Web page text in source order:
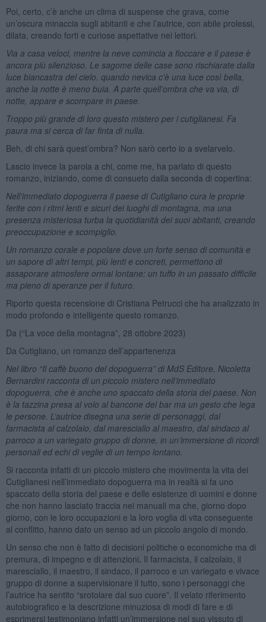
Poi, certo, c’è anche un clima di suspense che grava, come
un’oscura minaccia sugli abitanti e che l’autrice, con abile prolessi,
dilata, creando forti e curiose aspettative nei lettori.
Via a casa veloci, mentre la neve comincia a fioccare e il paese è
ancora più silenzioso. Le sagome delle case sono rischiarate dalla
luce biancastra del cielo. quando nevica c’è una luce così bella,
anche la notte è meno buia. A parte quell’ombra che va via, di
notte, appare e scompare in paese.
Troppo più grande di loro questo mistero per i cutiglianesi. Fa
paura ma si cerca di far finta di nulla.
Beh, di chi sarà quest’ombra? Non sarò certo io a svelarvelo.
Lascio invece la parola a chi, come me, ha parlato di questo
romanzo, iniziando, come di consueto dalla seconda di copertina:
Nell’immediato dopoguerra il paese di Cutigliano cura le proprie
ferite con i ritmi lenti e sicuri dei luoghi di montagna, ma una
presenza misteriosa turba la quotidianità dei suoi abitanti, creando
preoccupazione e scompiglio.
Un romanzo corale e popolare dove un forte senso di comunità e
un sapore di altri tempi, più lenti e concreti, permettono di
assaporare atmosfere ormai lontane: un tuffo in un passato difficile
ma pieno di speranze per il futuro.
Riporto questa recensione di Cristiana Petrucci che ha analizzato in
modo profondo e intelligente questo romanzo.
Da (“La voce della montagna”, 28 ottobre 2023)
Da Cutigliano, un romanzo dell’appartenenza
Nel libro “Il caffè buono del dopoguerra” di MdS Editore, Nicoletta
Bernardini racconta di un piccolo mistero nell’immediato
dopoguerra, che è anche uno spaccato della storia del paese. Non
è la tazzina presa al volo al bancone del bar ma un gesto che lega
le persone. L’autrice disegna una serie di personaggi, dal
farmacista al calzolaio, dal maresciallo al maestro, dal sindaco al
parroco a un variegato gruppo di donne, in un’immersione di ricordi
personali ed echi di veglie di un tempo lontano.
Si racconta infatti di un piccolo mistero che movimenta la vita dei
Cutiglianesi nell’immediato dopoguerra ma in realtà si fa uno
spaccato della storia del paese e delle esistenze di uomini e donne
che non hanno lasciato traccia nei manuali ma che, giorno dopo
giorno, con le loro occupazioni e la loro voglia di vita conseguente
al conflitto, hanno dato un senso ad un piccolo angolo di mondo.
Un senso che non è fatto di decisioni politiche o economiche ma di
premura, di impegno e di attenzioni. Il farmacista, il calzolaio, il
maresciallo, il maestro, il sindaco, il parroco e un variegato e vivace
gruppo di donne a supervisionare il tutto, sono i personaggi che
l’autrice ha sentito “srotolare dal suo cuore”. Il velato riferimento
autobiografico e la descrizione minuziosa di modi di fare e di
esprimersi testimoniano infatti un’immersione nel suo vissuto di